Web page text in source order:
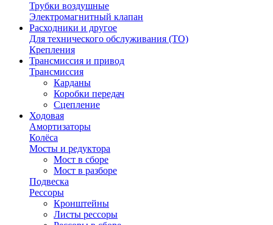
Трубки воздушные
Электромагнитный клапан
Расходники и другое
Для технического обслуживания (ТО)
Крепления
Трансмиссия и привод
Трансмиссия
Карданы
Коробки передач
Сцепление
Ходовая
Амортизаторы
Колёса
Мосты и редуктора
Мост в сборе
Мост в разборе
Подвеска
Рессоры
Кронштейны
Листы рессоры